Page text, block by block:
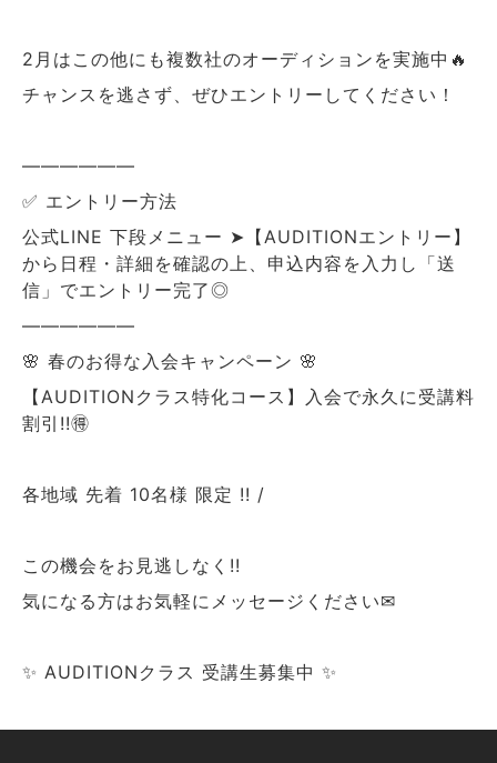
2月はこの他にも複数社のオーディションを実施中🔥
チャンスを逃さず、ぜひエントリーしてください！
――――――
✅ エントリー方法
公式LINE 下段メニュー ➤【AUDITIONエントリー】
から日程・詳細を確認の上、申込内容を入力し「送
信」でエントリー完了◎
――――――
🌸 春のお得な入会キャンペーン 🌸
【AUDITIONクラス特化コース】入会で永久に受講料
割引!!🉐
各地域 先着 10名様 限定 !! /
この機会をお見逃しなく!!
気になる方はお気軽にメッセージください✉
✨ AUDITIONクラス 受講生募集中 ✨